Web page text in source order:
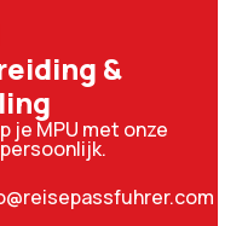
&
je MPU met onze